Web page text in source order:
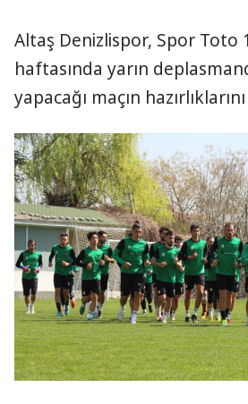
Altaş Denizlispor, Spor Toto
haftasında yarın
yapacağı maçın